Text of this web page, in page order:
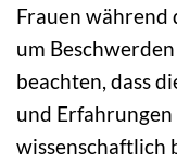
Frauen
um
beachten, dass
und
wissenschaftlich